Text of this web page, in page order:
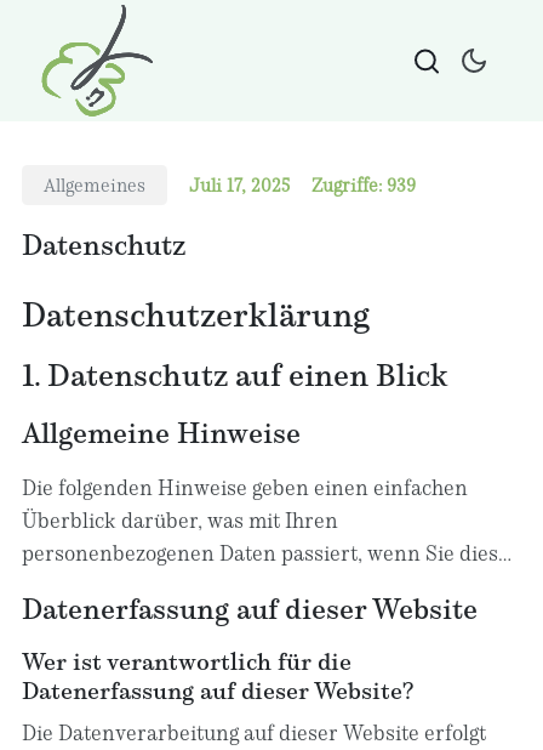
Allgemeines Juli 17, 2025 Zugriffe: 939
Datenschutz
Datenschutz­erklärung
1. Datenschutz auf einen Blick
Allgemeine Hinweise
Die folgenden Hinweise geben einen einfachen
Überblick darüber, was mit Ihren
personenbezogenen Daten passiert, wenn Sie diese
alle Daten, mit denen Sie persönlich identifiziert
werden können. Ausführliche Informationen zum
Thema Datenschutz entnehmen Sie unserer unter
diesem Text aufgeführten Datenschutzerklärung.
Datenerfassung auf dieser Website
Wer ist verantwortlich für die
Datenerfassung auf dieser Website?
Die Datenverarbeitung auf dieser Website erfolgt